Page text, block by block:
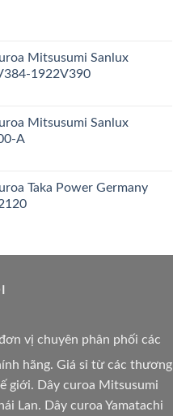
Mitsusumi Sanlux
1922V390
Mitsusumi Sanlux
A
Taka Power Germany
vị chuyên phân phối các
hãng. Giá sỉ từ các thương
giới. Dây curoa Mitsusumi
Lan. Dây curoa Yamatachi